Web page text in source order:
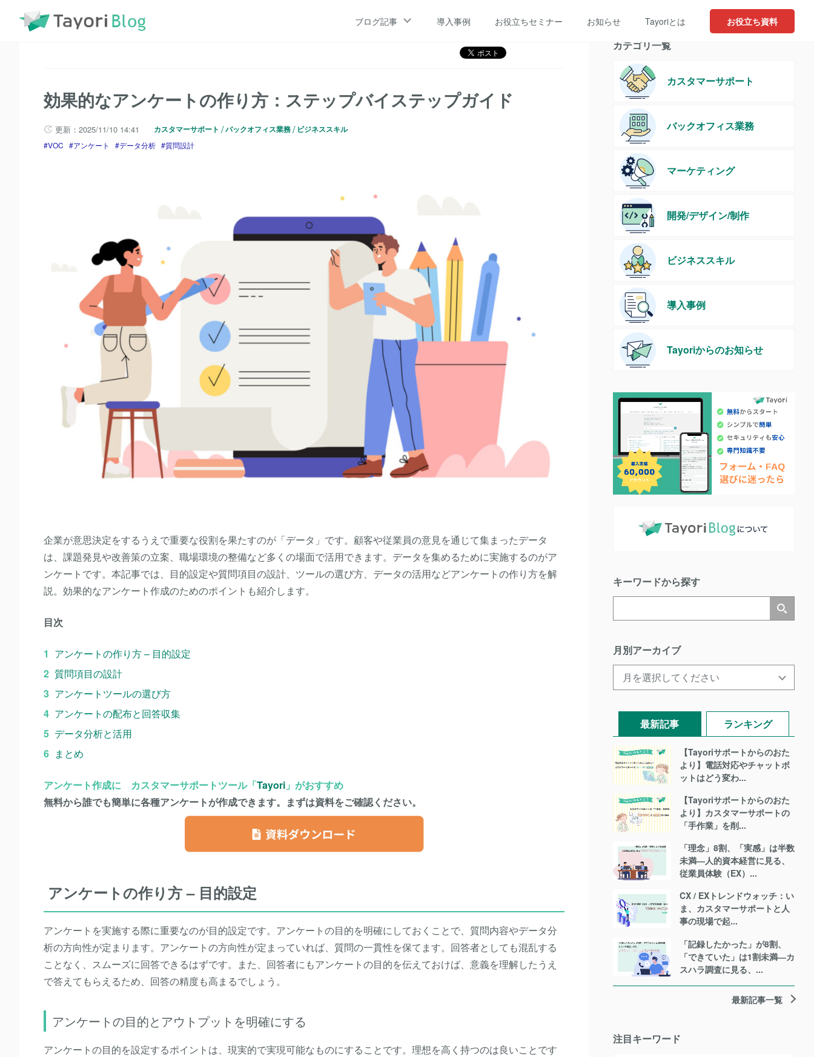
ブログ記事 導入事例 お役立ちセミナー お知らせ Tayoriとは お役立ち資料
TayoriBlog 記事一覧 アンケート 効果的なアンケートの作り方：ステップバイステップガイド
効果的なアンケートの作り方：ステップバイステップガイド
更新：2025/11/10 14:41 カスタマーサポート バックオフィス業務 ビジネススキル
VOC アンケート データ分析 質問設計
企業が意思決定をするうえで重要な役割を果たすのが「データ」です。顧客や従業員の意見を通じて集まったデータ
は、課題発見や改善策の立案、職場環境の整備など多くの場面で活用できます。データを集めるために実施するのがア
ンケートです。本記事では、目的設定や質問項目の設計、ツールの選び方、データの活用などアンケートの作り方を解
説。効果的なアンケート作成のためのポイントも紹介します。
目次
アンケートの作り方 – 目的設定
質問項目の設計
アンケートツールの選び方
アンケートの配布と回答収集
データ分析と活用
まとめ
アンケート作成に カスタマーサポートツール「Tayori 」がおすすめ
無料から誰でも簡単に各種アンケートが作成できます。まずは資料をご確認ください。
アンケートの作り方 – 目的設定
アンケートを実施する際に重要なのが目的設定です。アンケートの目的を明確にしておくことで、質問内容やデータ分
析の方向性が定まります。アンケートの方向性が定まっていれば、質問の一貫性を保てます。回答者としても混乱する
ことなく、スムーズに回答できるはずです。また、回答者にもアンケートの目的を伝えておけば、意義を理解したうえ
で答えてもらえるため、回答の精度も高まるでしょう。
アンケートの目的とアウトプットを明確にする
アンケートの目的を設定するポイントは、現実的で実現可能なものにすることです。理想を高く持つのは良いことです
カテゴリ一覧
カスタマーサポート
バックオフィス業務
マーケティング
開発/デザイン/制作
ビジネススキル
導入事例
Tayoriからのお知らせ
キーワードから探す
月別アーカイブ
最新記事 ランキング
【Tayoriサポートからのおた
より】電話対応やチャットボ
ットはどう変わ...
【Tayoriサポートからのおた
より】カスタマーサポートの
「手作業」を削...
「理念」8割、「実感」は半数
未満―人的資本経営に見る、
従業員体験（EX）...
CX / EXトレンドウォッチ：い
ま、カスタマーサポートと人
事の現場で起...
「記録したかった」が8割、
「できていた」は1割未満―カ
スハラ調査に見る、...
最新記事一覧
注目キーワード